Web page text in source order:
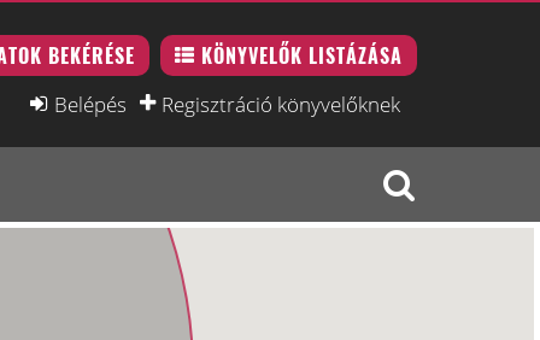
BEKÉRÉSE KÖNYVELŐK LISTÁZÁSA
Belépés Regisztráció könyvelőknek